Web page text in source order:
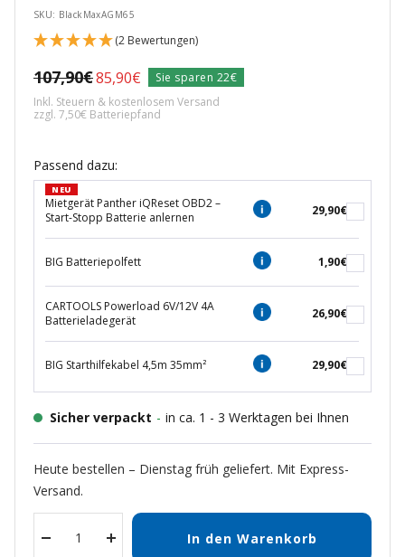
SKU: BlackMaxAGM65
(2 Bewertungen)
Angebotspreis
85,90€
Regulärer
Preis
107,90€
Sie sparen 22€
Inkl. Steuern & kostenlosem Versand
zzgl. 7,50€ Batteriepfand
Passend dazu:
NEU
Mietgerät Panther iQReset OBD2 –
Start-Stopp Batterie anlernen
29,90€
BIG Batteriepolfett 1,90€
CARTOOLS Powerload 6V/12V 4A
Batterieladegerät
26,90€
BIG Starthilfekabel 4,5m 35mm² 29,90€
Sicher verpackt - in ca. 1 - 3 Werktagen bei Ihnen
Heute bestellen – Dienstag früh geliefert. Mit Express-
Versand.
Menge
Menge
In den Warenkorb